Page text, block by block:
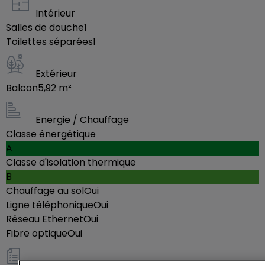
Intérieur
Salles de douche1
Toilettes séparées1
Extérieur
Balcon5,92 m²
Energie / Chauffage
Classe énergétique
A
Classe d'isolation thermique
B
Chauffage au solOui
Ligne téléphoniqueOui
Réseau EthernetOui
Fibre optiqueOui